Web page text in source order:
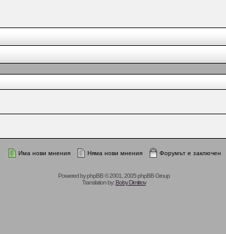
Има нови мнения
Няма нови мнения Форумът е заключен
Powered byphpBB© 2001, 2005 phpBB Group
Translation by:Boby Dimitrov